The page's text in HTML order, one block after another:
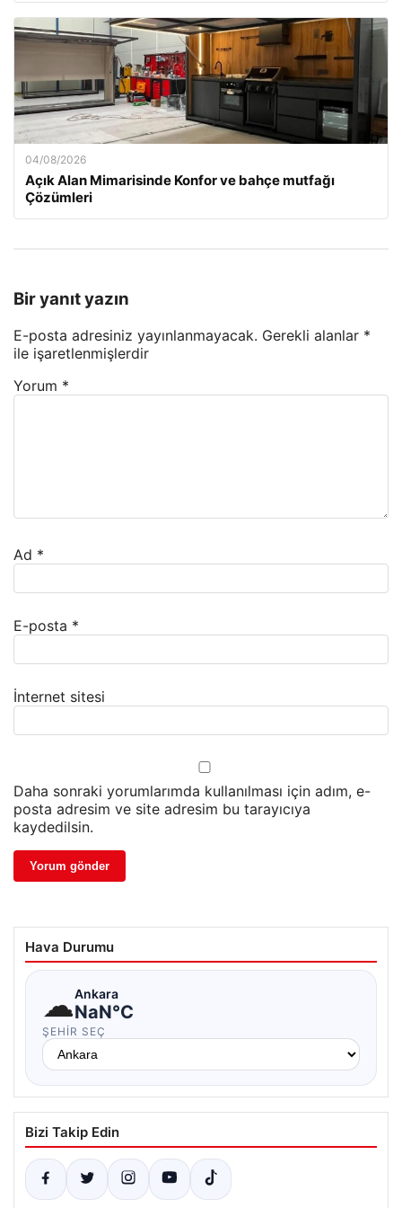
04/08/2026
Açık Alan Mimarisinde Konfor ve bahçe mutfağı
Çözümleri
Bir yanıt yazın
E-posta adresiniz yayınlanmayacak. Gerekli alanlar *
ile işaretlenmişlerdir
Yorum *
Ad *
E-posta *
İnternet sitesi
Daha sonraki yorumlarımda kullanılması için adım, e-
posta adresim ve site adresim bu tarayıcıya
kaydedilsin.
Hava Durumu
☁Ankara
NaN°C
ŞEHIR SEÇ
Bizi Takip Edin